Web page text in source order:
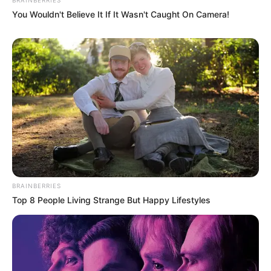
En cuanto al control del peso, la espirulina no es una
pastilla mágica para adelgazar, pero puede ser una
buena aliada. Su alto contenido de proteínas ayuda a
generar sensación de saciedad, lo que puede reducir el
deseo de comer en exceso. Además, al aportar
nutrientes clave, puede ayudar a evitar antojos
relacionados con deficiencias nutricionales. Integrada en
una dieta balanceada, puede apoyar objetivos de control
de peso de manera natural.
Otro beneficio interesante es su relación con la salud
cardiovascular. Diversos estudios han observado que la
espirulina puede ayudar a mantener niveles saludables
de colesterol y triglicéridos. Esto, combinado con una
alimentación adecuada y actividad física, puede
You Wouldn't Believe It If It Wasn't Caught On Camera!
BRAINBERRIES
Top 8 People Living Strange But Happy Lifestyles